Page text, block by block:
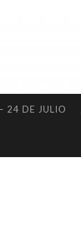
24 DE JULIO